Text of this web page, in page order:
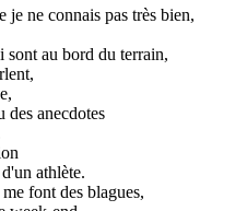
ne connais pas très bien,
sont au bord du terrain,
des anecdotes
athlète.
font des blagues,